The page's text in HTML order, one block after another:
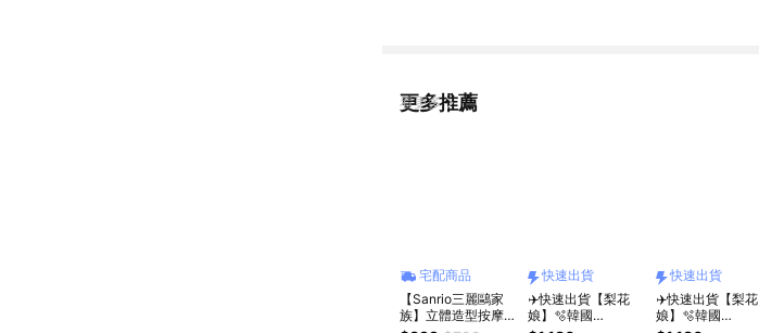
更多推薦
看更多
宅配商品
【Sanrio三麗鷗家
族】立體造型按摩氣
快速出貨
✈️快速出貨【梨花
娘】🫧韓國
快速出貨
✈️快速出貨【梨花
娘】🫧韓國